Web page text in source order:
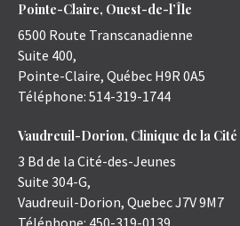
Pointe-Claire, Ouest-de-l’Île
6500 Route Transcanadienne
Suite 400,
Pointe-Claire, Québec H9R 0A5
Téléphone: 514-319-1744
Vaudreuil-Dorion, Clinique de la Cité
3 Bd de la Cité-des-Jeunes
Suite 304-G,
Vaudreuil-Dorion, QuebecJ7V 9M7